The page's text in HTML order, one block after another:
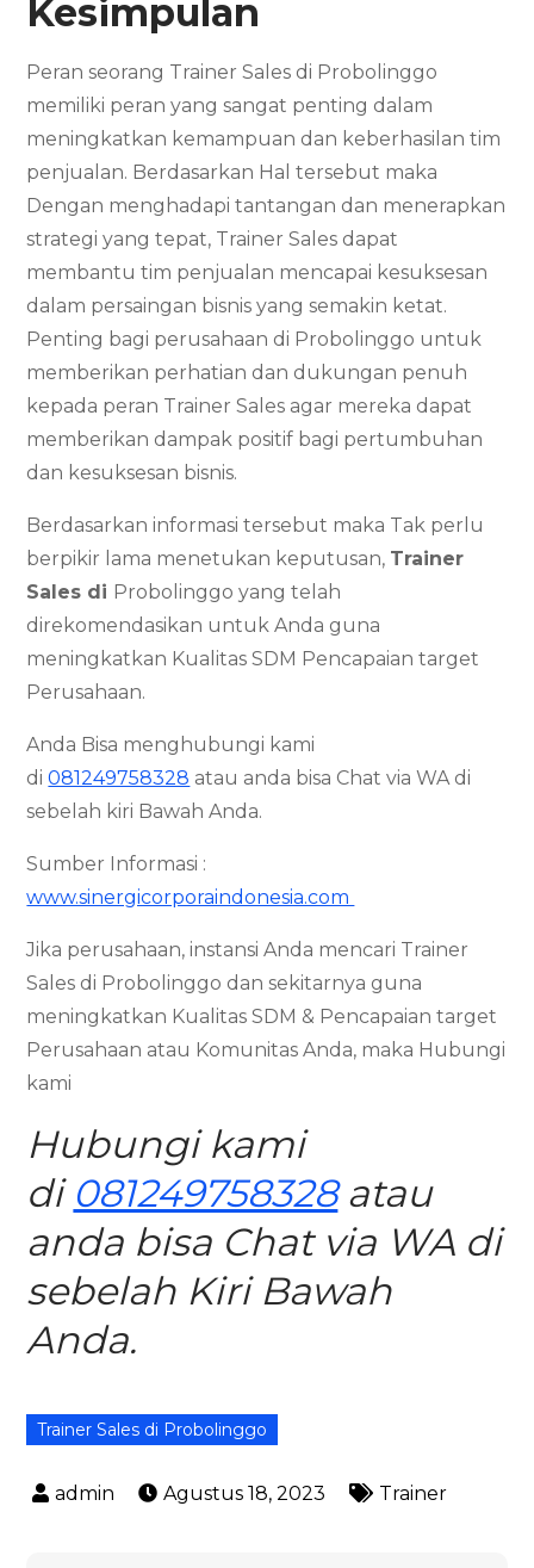
Kesimpulan
Peran seorang Trainer Sales di Probolinggo
memiliki peran yang sangat penting dalam
meningkatkan kemampuan dan keberhasilan tim
penjualan. Berdasarkan Hal tersebut maka
Dengan menghadapi tantangan dan menerapkan
strategi yang tepat, Trainer Sales dapat
membantu tim penjualan mencapai kesuksesan
dalam persaingan bisnis yang semakin ketat.
Penting bagi perusahaan di Probolinggo untuk
memberikan perhatian dan dukungan penuh
kepada peran Trainer Sales agar mereka dapat
memberikan dampak positif bagi pertumbuhan
dan kesuksesan bisnis.
Berdasarkan informasi tersebut maka Tak perlu
berpikir lama menetukan keputusan, Trainer
Sales di Probolinggo yang telah
direkomendasikan untuk Anda guna
meningkatkan Kualitas SDM Pencapaian target
Perusahaan.
Anda Bisa menghubungi kami
di081249758328 atau anda bisa Chat via WA di
sebelah kiri Bawah Anda.
Sumber Informasi :
www.sinergicorporaindonesia.com
Jika perusahaan, instansi Anda mencari Trainer
Sales di Probolinggo dan sekitarnya guna
meningkatkan Kualitas SDM & Pencapaian target
Perusahaan atau Komunitas Anda, maka Hubungi
kami
Hubungi kami
di 081249758328atau
anda bisa Chat via WA di
sebelah Kiri Bawah
Anda.
Trainer Sales di Probolinggo
Agustus 18, 2023 Trainer